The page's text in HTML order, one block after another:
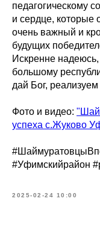
педагогическому
и сердце, которые
очень важный и
будущих
Искренне надеюсь,
большому
дай Бог,
Фото и видео:
успеха с.Жуково
#Уфимскийрайон
2025-02-24 10:00